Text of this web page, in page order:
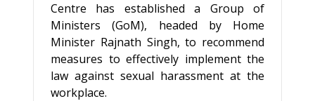
Centre has established a Group of
Ministers (GoM), headed by Home
Minister Rajnath Singh, to recommend
measures to effectively implement the
law against sexual harassment at the
workplace.